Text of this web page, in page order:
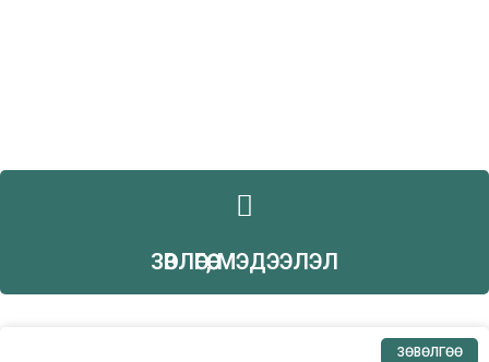
ЗӨВЛӨГӨӨ, МЭДЭЭЛЭЛ
ЗӨВӨЛГӨӨ